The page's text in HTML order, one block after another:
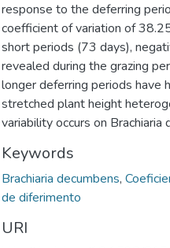
response to the deferring
coefficient of variation of
short periods (73 days),
revealed during the grazing
longer deferring periods have
stretched plant height
variability occurs on
Keywords
Brachiaria decumbens,
de diferimento
URI